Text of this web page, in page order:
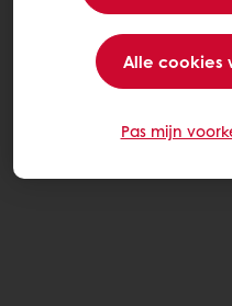
Alle cookies
Pas mijn